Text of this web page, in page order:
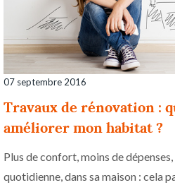
07 septembre 2016
Travaux de rénovation :
améliorer mon habitat ?
Plus de confort, moins de
quotidienne, dans sa maison : cela